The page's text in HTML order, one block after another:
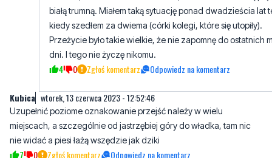
dni. I tego nie życzę nikomu.
4 0 Zgłoś komentarz Odpowiedz na komentarz
wtorek, 13 czerwca 2023 - 12:52:46
Uzupełnić poziome oznakowanie przejść należy w wielu
nie widać a piesi łażą wszędzie jak dziki
7 0 Zgłoś komentarz Odpowiedz na komentarz
Tymczasem wtorek, 13 czerwca 2023 - 13:02:33
Wysokie mandaty miały zapewnić bezpieczeństwo na drogach, a